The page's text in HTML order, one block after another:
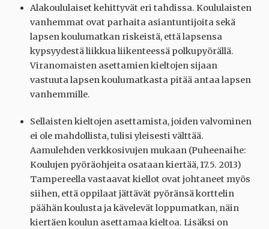
Alakoululaiset kehittyvät eri tahdissa. Koululaisten
vanhemmat ovat parhaita asiantuntijoita sekä
lapsen koulumatkan riskeistä, että lapsensa
kypsyydestä liikkua liikenteessä polkupyörällä.
Viranomaisten asettamien kieltojen sijaan
vastuuta lapsen koulumatkasta pitää antaa lapsen
vanhemmille.
Sellaisten kieltojen asettamista, joiden valvominen
ei ole mahdollista, tulisi yleisesti välttää.
Aamulehden verkkosivujen mukaan (Puheenaihe:
Koulujen pyöräohjeita osataan kiertää, 17.5. 2013)
Tampereella vastaavat kiellot ovat johtaneet myös
siihen, että oppilaat jättävät pyöränsä korttelin
päähän koulusta ja kävelevät loppumatkan, näin
kiertäen koulun asettamaa kieltoa. Lisäksi on